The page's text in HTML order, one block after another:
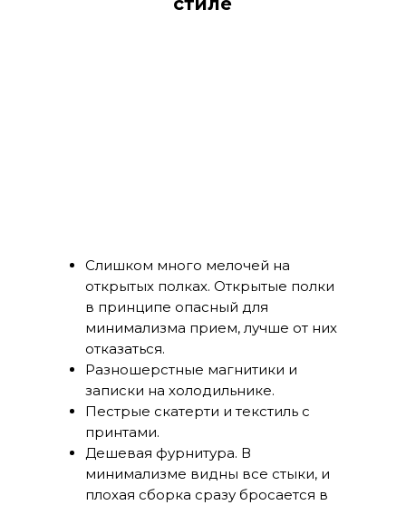
Слишком много мелочей на
открытых полках. Открытые полки
в принципе опасный для
минимализма прием, лучше от них
отказаться.
Разношерстные магнитики и
записки на холодильнике.
Пестрые скатерти и текстиль с
принтами.
Дешевая фурнитура. В
минимализме видны все стыки, и
плохая сборка сразу бросается в